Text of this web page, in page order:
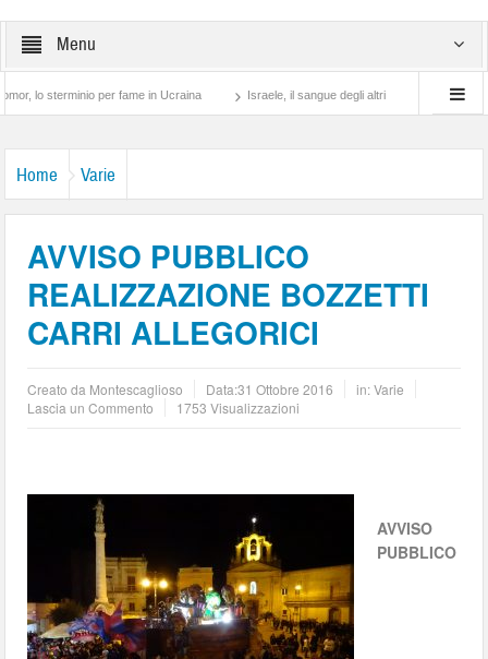
Menu
per fame in Ucraina Israele, il sangue degli altri Lotta di classe… tra
Home Varie
AVVISO PUBBLICO
REALIZZAZIONE BOZZETTI
CARRI ALLEGORICI
Creato da Montescaglioso Data:31 Ottobre 2016 in:Varie
Lascia un Commento
1753 Visualizzazioni
AVVISO
PUBBLICO